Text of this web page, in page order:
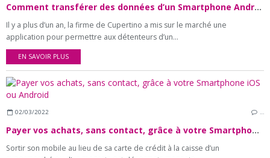
Comment transférer des données d’un Smartphone Android vers iOS et vice versa ?
Il y a plus d’un an, la firme de Cupertino a mis sur le marché une
application pour permettre aux détenteurs d’un...
EN SAVOIR PLUS
02/03/2022 …
Payer vos achats, sans contact, grâce à votre Smartphone iOS ou Android
Sortir son mobile au lieu de sa carte de crédit à la caisse d’un